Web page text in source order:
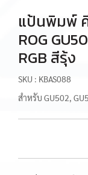
แป้นพิมพ์
ROG
RGB สีรุ้ง
SKU : KBAS088
สำหรับ GU502,